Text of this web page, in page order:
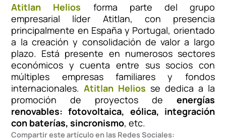
Atitlan Helios forma parte del grupo
empresarial líder Atitlan, con presencia
principalmente en España y Portugal, orientado
a la creación y consolidación de valor a largo
plazo. Está presente en numerosos sectores
económicos y cuenta entre sus socios con
múltiples empresas familiares y fondos
internacionales.Atitlan Helios se dedica a la
promoción de proyectos de energías
renovables: fotovoltaica, eólica, integración
con baterías, sincronismo, etc.
Compartir este artículo en las Redes Sociales: